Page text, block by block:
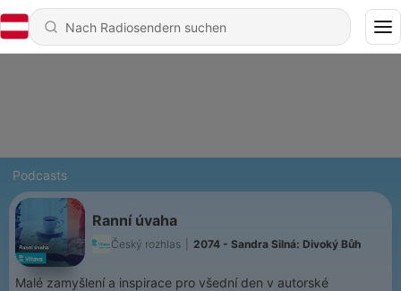
Podcasts
Ranní úvaha
Český rozhlas 2074 - Sandra Silná: Divoký Bůh
Malé zamyšlení a inspirace pro všední den v autorské